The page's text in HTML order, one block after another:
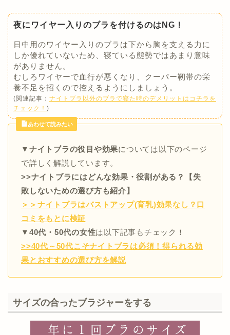
夜にワイヤー入りのブラを付けるのはNG！
日中用のワイヤー入りのブラは下から胸を支える力に
しか優れていないため、寝ている態勢ではあまり意味
がありません。
むしろワイヤーで血行が悪くなり、クーパー靭帯の栄
養不足を招くので控えるようにしましょう。
(関連記事： ナイトブラ以外のブラで寝た時のデメリットはコチラを
チェック！ )
あわせて読みたい
▼ナイトブラの役目や効果については以下のページ
で詳しく解説しています。
>>ナイトブラにはどんな効果・役割がある？【失
敗しないための選び方も紹介】
＞＞ナイトブラはバストアップ(育乳)効果なし？口
コミをもとに検証
▼40代・50代の女性は以下記事もチェック！
>>40代～50代こそナイトブラは必須！得られる効
果とおすすめの選び方を解説
サイズの合ったブラジャーをする